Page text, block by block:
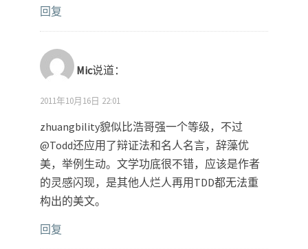
回复
Mic说道：
2011年10月16日 22:01
zhuangbility貌似比浩哥强一个等级，不过
@Todd还应用了辩证法和名人名言，辞藻优
美，举例生动。文学功底很不错，应该是作者
的灵感闪现，是其他人烂人再用TDD都无法重
构出的美文。
回复